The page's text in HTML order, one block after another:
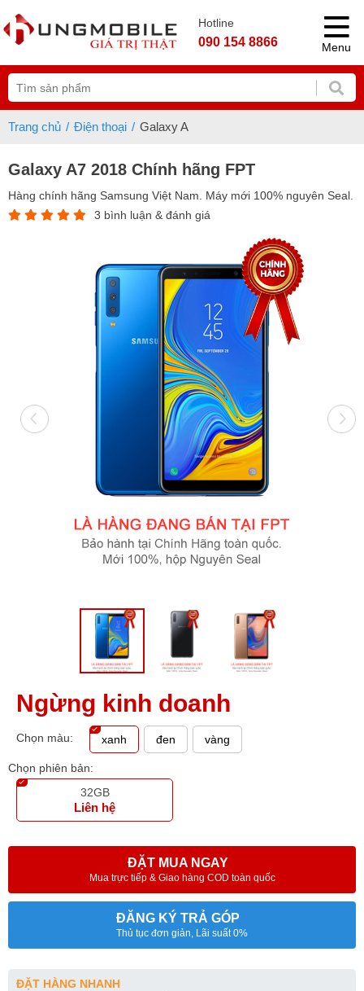
Hotline
090 154 8866 Menu
Trang chủ Điện thoại Galaxy A
Galaxy A7 2018 Chính hãng FPT
Hàng chính hãng Samsung Việt Nam. Máy mới 100% nguyên Seal.
3 bình luận & đánh giá
Ngừng kinh doanh
Chọn màu: xanh đen vàng
Chọn phiên bản:
32GB
Liên hệ
ĐẶT MUA NGAY
Mua trực tiếp & Giao hàng COD toàn quốc
ĐĂNG KÝ TRẢ GÓP
Thủ tục đơn giản, Lãi suất 0%
ĐẶT HÀNG NHANH